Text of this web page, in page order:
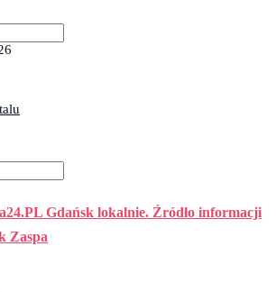
Gdańsk lokalnie. Źródło informacji
Zaspa